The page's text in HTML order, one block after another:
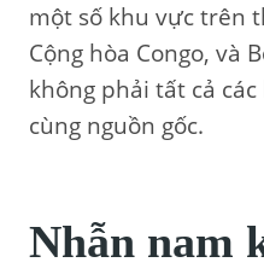
một số khu vực trên
Cộng hòa Congo, và
không phải tất cả
cùng nguồn gốc.
Nhẫn nam